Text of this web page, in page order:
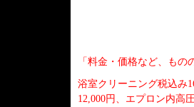
「料金・価格など、もの
浴室クリーニング税込み
12,000円、エプロン内高